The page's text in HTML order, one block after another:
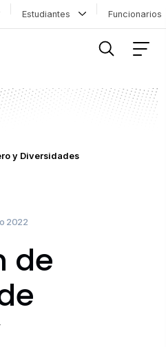
Estudiantes
y Diversidades
2022
de